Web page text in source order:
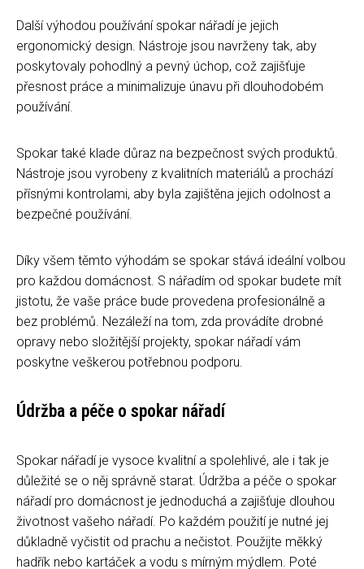
Další výhodou používání spokar nářadí je jejich
ergonomický design. Nástroje jsou navrženy tak, aby
poskytovaly pohodlný a pevný úchop, což zajišťuje
přesnost práce a minimalizuje únavu při dlouhodobém
používání.
Spokar také klade důraz na bezpečnost svých produktů.
Nástroje jsou vyrobeny z kvalitních materiálů a prochází
přísnými kontrolami, aby byla zajištěna jejich odolnost a
bezpečné používání.
Díky všem těmto výhodám se spokar stává ideální volbou
pro každou domácnost. S nářadím od spokar budete mít
jistotu, že vaše práce bude provedena profesionálně a
bez problémů. Nezáleží na tom, zda provádíte drobné
opravy nebo složitější projekty, spokar nářadí vám
poskytne veškerou potřebnou podporu.
Údržba a péče o spokar nářadí
Spokar nářadí je vysoce kvalitní a spolehlivé, ale i tak je
důležité se o něj správně starat. Údržba a péče o spokar
nářadí pro domácnost je jednoduchá a zajišťuje dlouhou
životnost vašeho nářadí. Po každém použití je nutné jej
důkladně vyčistit od prachu a nečistot. Použijte měkký
hadřík nebo kartáček a vodu s mírným mýdlem. Poté